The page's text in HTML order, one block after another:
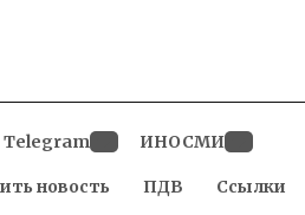
Telegram
dropdown
ИНОСМИ
dropdown
новость ПДВ Ссылки